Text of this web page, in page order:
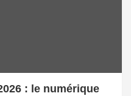
: le numérique